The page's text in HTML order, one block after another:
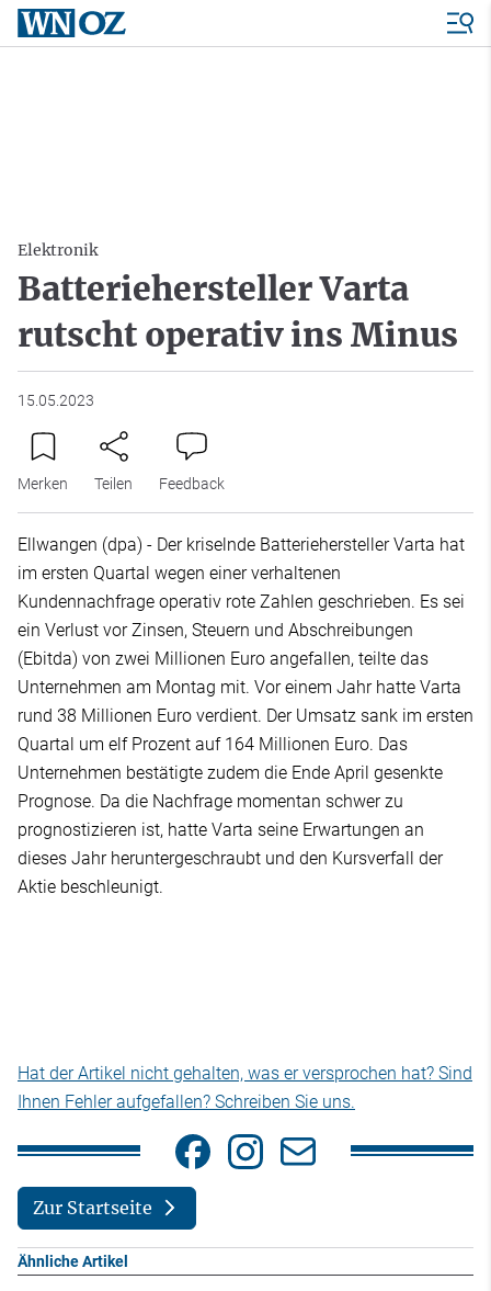
Elektronik
Batteriehersteller Varta
rutscht operativ ins Minus
15.05.2023
Merken Teilen Feedback
Ellwangen (dpa) - Der kriselnde Batteriehersteller Varta hat
im ersten Quartal wegen einer verhaltenen
Kundennachfrage operativ rote Zahlen geschrieben. Es sei
ein Verlust vor Zinsen, Steuern und Abschreibungen
(Ebitda) von zwei Millionen Euro angefallen, teilte das
Unternehmen am Montag mit. Vor einem Jahr hatte Varta
rund 38 Millionen Euro verdient. Der Umsatz sank im ersten
Quartal um elf Prozent auf 164 Millionen Euro. Das
Unternehmen bestätigte zudem die Ende April gesenkte
Prognose. Da die Nachfrage momentan schwer zu
prognostizieren ist, hatte Varta seine Erwartungen an
dieses Jahr heruntergeschraubt und den Kursverfall der
Aktie beschleunigt.
Hat der Artikel nicht gehalten, was er versprochen hat? Sind
Ihnen Fehler aufgefallen? Schreiben Sie uns.
Zur Startseite
Ähnliche Artikel